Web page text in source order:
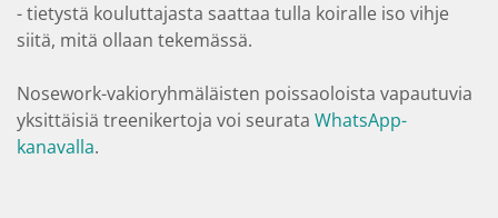
- tietystä kouluttajasta saattaa tulla koiralle iso vihje
siitä, mitä ollaan tekemässä.
Nosework-vakioryhmäläisten poissaoloista vapautuvia
yksittäisiä treenikertoja voi seurata WhatsApp-
kanavalla.